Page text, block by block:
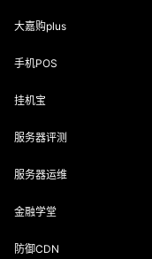
大嘉购plus
手机POS
挂机宝
服务器评测
服务器运维
金融学堂
防御CDN